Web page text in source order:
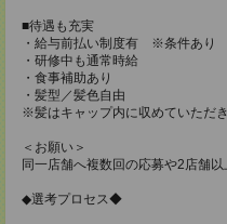
■待遇も充実
・給与前払い制度有 ※条件あり
・研修中も通常時給
・食事補助あり
・髪型／髪色自由
※髪はキャップ内に収めていただ
＜お願い＞
同一店舗へ複数回の応募や2店舗以
◆選考プロセス◆